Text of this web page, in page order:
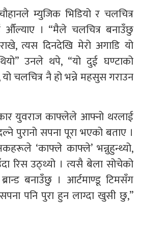
म्युजिक भिडियो र चलचित्र
औँल्याए । “मैले चलचित्र बनाउँछु
त्यस दिनदेखि मेरो अगाडि यो
उनले थपे, “यो दुई घण्टाको
चलचित्र नै हो भन्ने महसुस गराउन
युवराज काफ्लेले आफ्नो थरलाई
पुरानो सपना पूरा भएको बताए ।
‘काफ्ले काफ्ले’ भन्नुहुन्थ्यो,
रिस उठ्थ्यो । त्यसै बेला सोचेको
बनाउँछु । आर्टमाण्डू टिमसँग
पनि पुरा हुन लाग्दा खुसी छु,”